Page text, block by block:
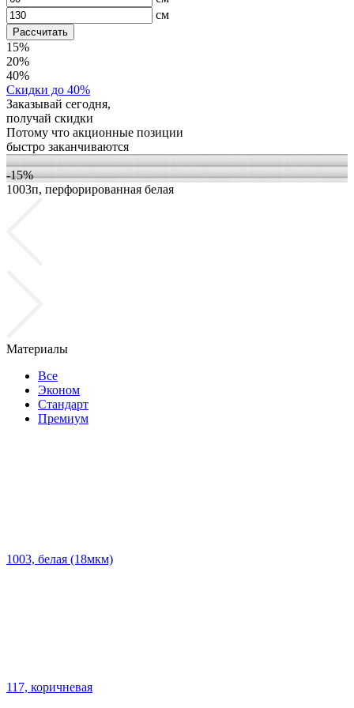
см
Рассчитать
15%
20%
40%
Скидки до 40%
Заказывай сегодня,
получай скидки
Потому что акционные позиции
быстро заканчиваются
-15%
1003п, перфорированная белая
Материалы
Все
Эконом
Стандарт
Премиум
1003, белая (18мкм)
117, коричневая